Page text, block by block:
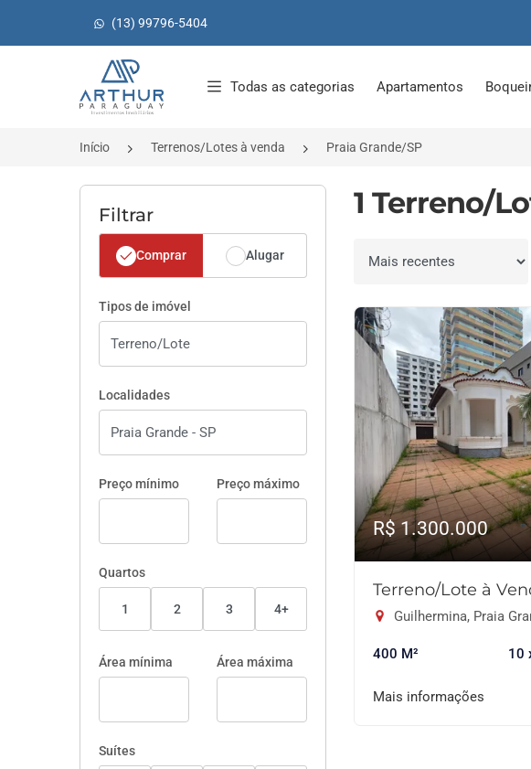
(13) 99796-5404
Página inicial
Todas as categorias Apartamentos
Início Terrenos/Lotes à venda Praia Grande/SP
Filtrar
Comprar Alugar
Tipos de imóvel
Localidades
Preço mínimo Preço máximo
Quartos
1 2 3 4+
Área mínima Área máxima
Suítes
1 Terreno/
Ordenar por
R$ 1.300.000
Terreno/Lote à
Guilhermina, Praia
400 M² 10
Mais informações